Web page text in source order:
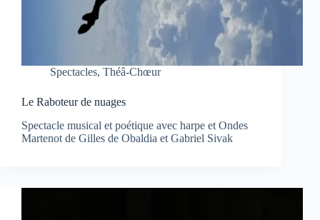
Spectacles, Théâ-Chœur
Le Raboteur de nuages
Spectacle musical et poétique avec harpe et Ondes
Martenot de Gilles de Obaldia et Gabriel Sivak